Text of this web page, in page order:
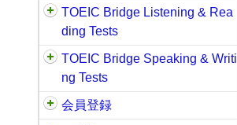
TOEIC Bridge Listening & Rea
ding Tests
TOEIC Bridge Speaking & Writi
ng Tests
会員登録